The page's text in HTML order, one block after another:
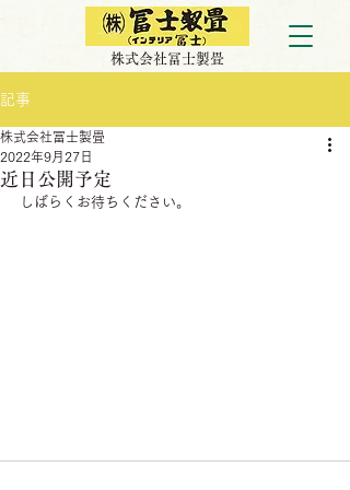
株式会社冨士製畳
記事
近日公開予定
株式会社冨士製畳
2022年9月27日
しばらくお待ちください。